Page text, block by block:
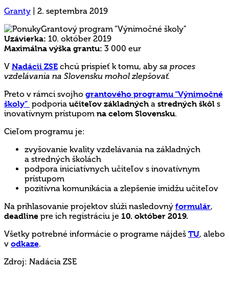
Granty 2. septembra 2019
Uzávierka: 10. október 2019
Maximálna výška grantu: 3 000 eur
V Nadácii ZSE chcú prispieť k tomu, aby sa proces
vzdelávania na Slovensku mohol zlepšovať.
Preto v rámci svojho grantového programu “Výnimočné
školy” podporia učiteľov základných a stredných škôl s
inovatívnym prístupom na celom Slovensku.
Cieľom programu je:
zvyšovanie kvality vzdelávania na základných
a stredných školách
podpora iniciatívnych učiteľov s inovatívnym
prístupom
pozitívna komunikácia a zlepšenie imidžu učiteľov
Na prihlasovanie projektov slúži nasledovný formulár,
deadline pre ich registráciu je 10. október 2019.
Všetky potrebné informácie o programe nájdeš TU, alebo
v odkaze.
Zdroj: Nadácia ZSE